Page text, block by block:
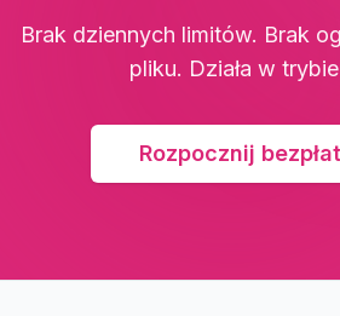
Brak dziennych limitów. Brak
pliku. Działa w
Rozpocznij